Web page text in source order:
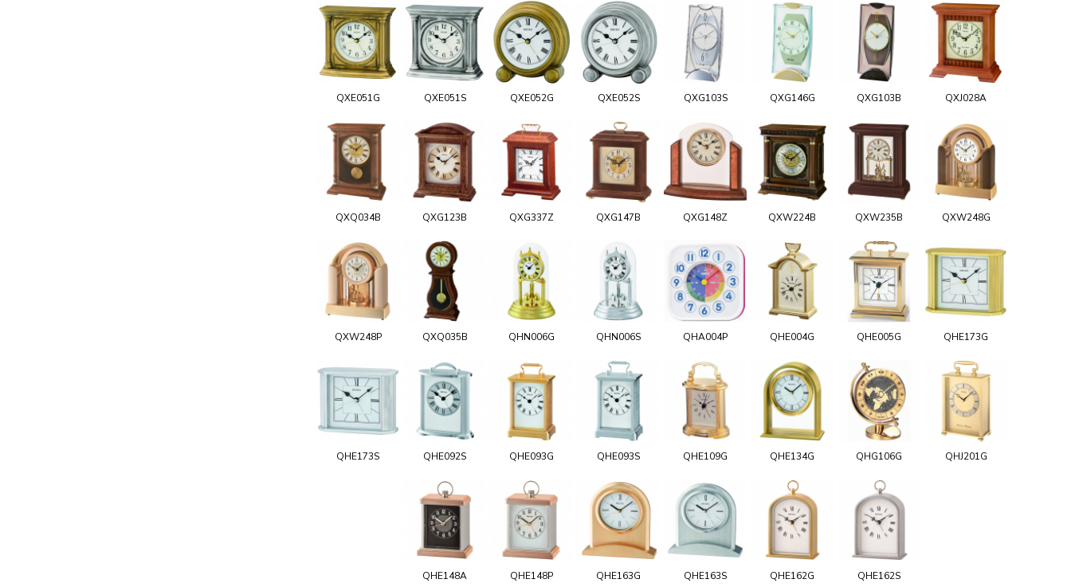
QXE051G QXE051S QXE052G QXE052S QXG103S QXG146G QXG103B QXJ028A
QXQ034B QXG123B QXG337Z QXG147B QXG148Z QXW224B QXW235B QXW248G
QXW248P QXQ035B QHN006G QHN006S QHA004P QHE004G QHE005G QHE173G
QHE173S QHE092S QHE093G QHE093S QHE109G QHE134G QHG106G QHJ201G
QHE148A QHE148P QHE163G QHE163S QHE162G QHE162S